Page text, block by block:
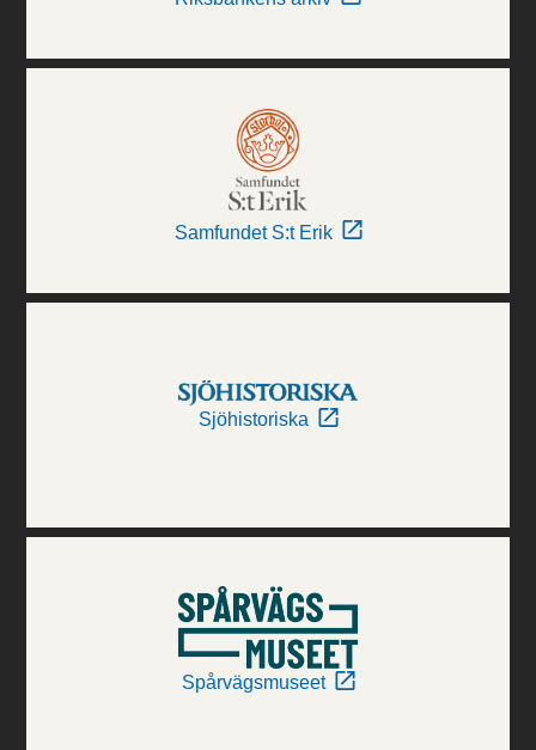
Samfundet S:t Erik
Sjöhistoriska
Spårvägsmuseet